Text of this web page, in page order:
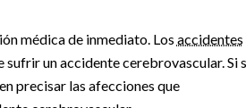
médica de inmediato. Los accidentes
sufrir un accidente cerebrovascular. Si
precisar las afecciones que